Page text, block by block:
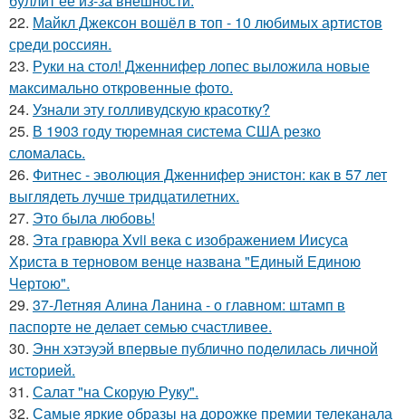
22. Майкл Джексон вошёл в топ - 10 любимых артистов
среди россиян.
23. Руки на стол! Дженнифер лопес выложила новые
максимально откровенные фото.
24. Узнали эту голливудскую красотку?
25. В 1903 году тюремная система США резко
сломалась.
26. Фитнес - эволюция Дженнифер энистон: как в 57 лет
выглядеть лучше тридцатилетних.
27. Это была любовь!
28. Эта гравюра Xvii века с изображением Иисуса
Христа в терновом венце названа "Единый Единою
Чертою".
29. 37-Летняя Алина Ланина - о главном: штамп в
паспорте не делает семью счастливее.
30. Энн хэтэуэй впервые публично поделилась личной
историей.
31. Салат "на Скорую Руку".
32. Самые яркие образы на дорожке премии телеканала